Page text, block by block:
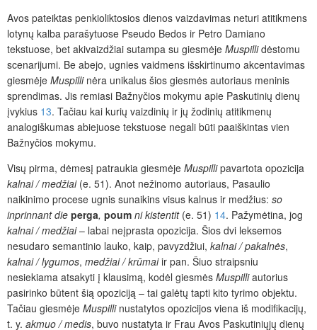
Avos pateiktas penkioliktosios dienos vaizdavimas neturi atitikmens
lotynų kalba parašytuose Pseudo Bedos ir Petro Damiano
tekstuose, bet akivaizdžiai sutampa su giesmėje Muspillidėstomu
scenarijumi. Be abejo, ugnies vaidmens išskirtinumo akcentavimas
giesmėje Muspillinėra unikalus šios giesmės autoriaus meninis
sprendimas. Jis remiasi Bažnyčios mokymu apie Paskutinių dienų
įvykius 13. Tačiau kai kurių vaizdinių ir jų žodinių atitikmenų
analogiškumas abiejuose tekstuose negali būti paaiškintas vien
Bažnyčios mokymu.
Visų pirma, dėmesį patraukia giesmėje Muspillipavartota opozicija
kalnai / medžiai (e. 51). Anot nežinomo autoriaus, Pasaulio
naikinimo procese ugnis sunaikins visus kalnus ir medžius: so
inprinnant die perga, poum ni kistentit(e. 51) 14. Pažymėtina, jog
kalnai / medžiai– labai neįprasta opozicija. Šios dvi leksemos
nesudaro semantinio lauko, kaip, pavyzdžiui, kalnai / pakalnės,
kalnai / lygumos, medžiai / krūmaiir pan. Šiuo straipsniu
nesiekiama atsakyti į klausimą, kodėl giesmės Muspilliautorius
pasirinko būtent šią opoziciją – tai galėtų tapti kito tyrimo objektu.
Tačiau giesmėje Muspillinustatytos opozicijos viena iš modifikacijų,
t. y. akmuo / medis, buvo nustatyta ir Frau Avos Paskutiniųjų dienų